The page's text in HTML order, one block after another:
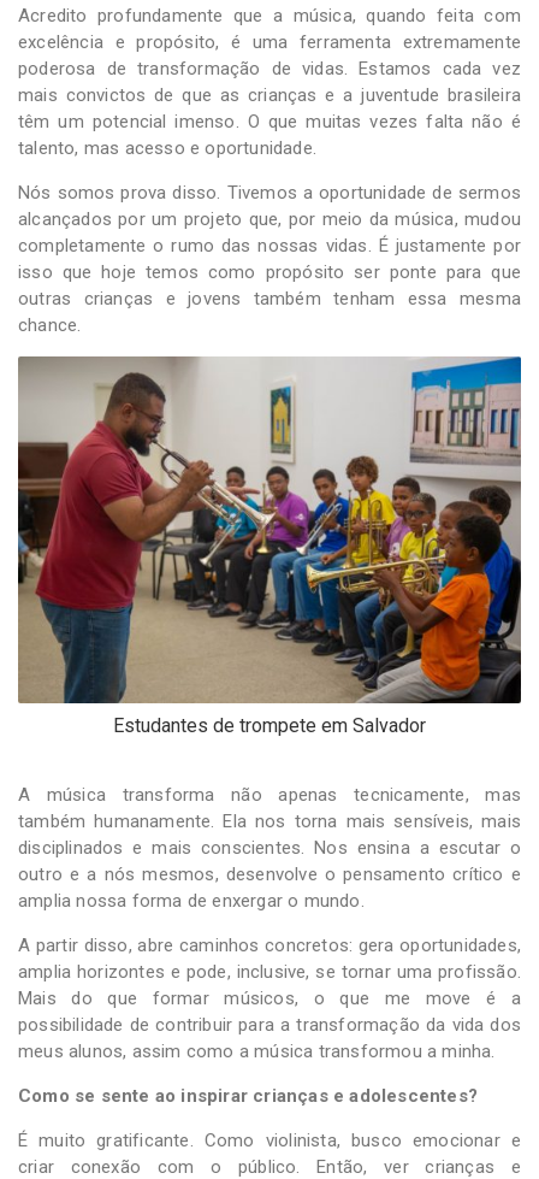
Acredito profundamente que a música, quando feita com
excelência e propósito, é uma ferramenta extremamente
poderosa de transformação de vidas. Estamos cada vez
mais convictos de que as crianças e a juventude brasileira
têm um potencial imenso. O que muitas vezes falta não é
talento, mas acesso e oportunidade.
Nós somos prova disso. Tivemos a oportunidade de sermos
alcançados por um projeto que, por meio da música, mudou
completamente o rumo das nossas vidas. É justamente por
isso que hoje temos como propósito ser ponte para que
outras crianças e jovens também tenham essa mesma
chance.
Estudantes de trompete em Salvador
A música transforma não apenas tecnicamente, mas
também humanamente. Ela nos torna mais sensíveis, mais
disciplinados e mais conscientes. Nos ensina a escutar o
outro e a nós mesmos, desenvolve o pensamento crítico e
amplia nossa forma de enxergar o mundo.
A partir disso, abre caminhos concretos: gera oportunidades,
amplia horizontes e pode, inclusive, se tornar uma profissão.
Mais do que formar músicos, o que me move é a
possibilidade de contribuir para a transformação da vida dos
meus alunos, assim como a música transformou a minha.
Como se sente ao inspirar crianças e adolescentes?
É muito gratificante. Como violinista, busco emocionar e
criar conexão com o público. Então, ver crianças e